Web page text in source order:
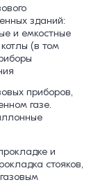
зданий:
и емкостные
(в том
приборов,
газе.
и
стояков,